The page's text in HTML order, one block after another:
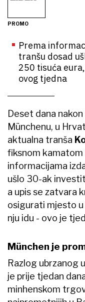
PROMO
Prema
tranšu dosad
250 tisuća
ovog tjedna
Deset dana
Münchenu, u
aktualna tranša
fiksnom kamatom
informacijama
ušlo 30-ak
a upis se zatvara
osigurati mjesto
nju idu - ovo je
München je
Razlog ubrzanog
je prije tjedan
minhenskom